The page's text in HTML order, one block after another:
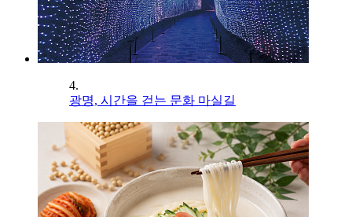
4.
광명, 시간을 걷는 문화 마실길